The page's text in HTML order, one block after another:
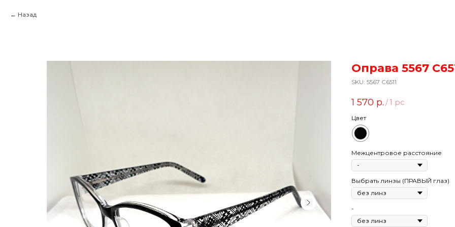
Назад
Оправа 5567
SKU: 5567 C6511
1 570 р. /1 pc
Цвет
Межцентровое расстояние
Выбрать линзы (ПРАВЫЙ глаз)
-